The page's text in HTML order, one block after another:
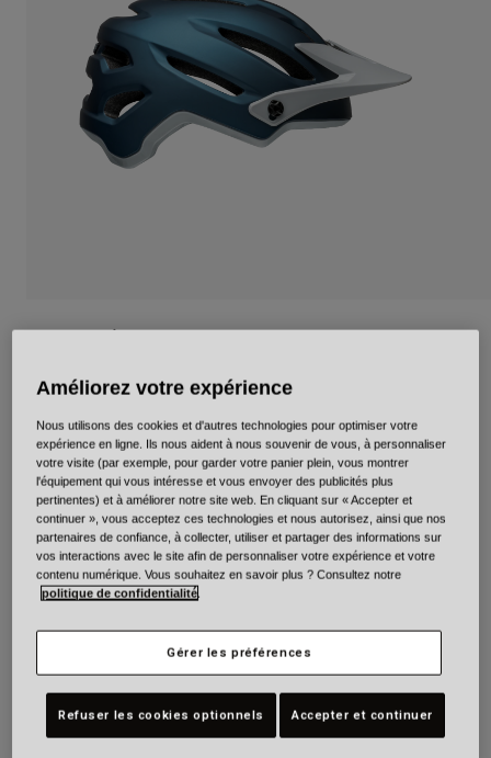
Adventure
Rétro
Pièces détachées
Urbain
BMX
Pièces détachées
Voir tout
4Forty Mips
Article n°35355
Price reduced from
119,95 €to 71,97 € 40% OFF
Couleur -Bleu/Gris
sélectionné
Taille Tableau des tailles
S M L
Améliorez votre expérience
Nous utilisons des cookies et d'autres technologies pour optimiser votre
expérience en ligne. Ils nous aident à nous souvenir de vous, à personnaliser
votre visite (par exemple, pour garder votre panier plein, vous montrer
l'équipement qui vous intéresse et vous envoyer des publicités plus
pertinentes) et à améliorer notre site web. En cliquant sur « Accepter et
continuer », vous acceptez ces technologies et nous autorisez, ainsi que nos
partenaires de confiance, à collecter, utiliser et partager des informations sur
vos interactions avec le site afin de personnaliser votre expérience et votre
contenu numérique. Vous souhaitez en savoir plus ? Consultez notre
politique de confidentialité.
Gérer les préférences
Refuser les cookies optionnels Accepter et continuer